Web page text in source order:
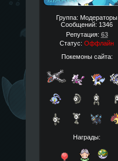
Группа: Модераторы
Сообщений: 1346
Репутация: 63
Статус: Оффлайн
Покемоны сайта:
Награды: